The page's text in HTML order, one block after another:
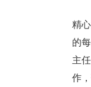
精
的
主
作